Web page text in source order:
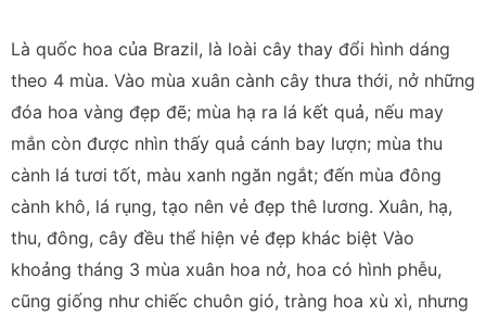
Là quốc hoa của Brazil, là loài cây thay đổi hình dáng
theo 4 mùa. Vào mùa xuân cành cây thưa thới, nở những
đóa hoa vàng đẹp đẽ; mùa hạ ra lá kết quả, nếu may
mắn còn được nhìn thấy quả cánh bay lượn; mùa thu
cành lá tươi tốt, màu xanh ngăn ngắt; đến mùa đông
cành khô, lá rụng, tạo nên vẻ đẹp thê lương. Xuân, hạ,
thu, đông, cây đều thể hiện vẻ đẹp khác biệt Vào
khoảng tháng 3 mùa xuân hoa nở, hoa có hình phễu,
cũng giống như chiếc chuôn gió, tràng hoa xù xì, nhưng